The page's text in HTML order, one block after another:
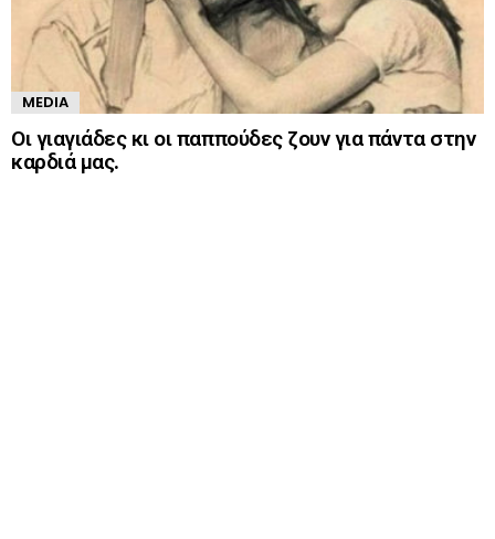
MEDIA
Οι γιαγιάδες κι οι παππούδες ζουν για πάντα στην
καρδιά μας.